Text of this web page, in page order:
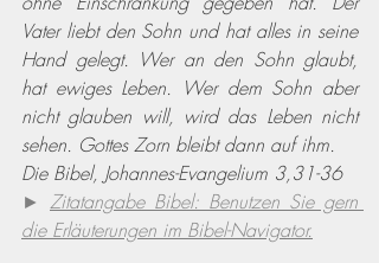
Vater liebt den Sohn und hat alles in seine
Hand gelegt. Wer an den Sohn glaubt,
hat ewiges Leben. Wer dem Sohn aber
nicht glauben will, wird das Leben nicht
sehen. Gottes Zorn bleibt dann auf ihm.
Die Bibel, Johannes-Evangelium 3,31-36
► Zitatangabe Bibel: Benutzen Sie gern
die Erläuterungen im Bibel-Navigator.